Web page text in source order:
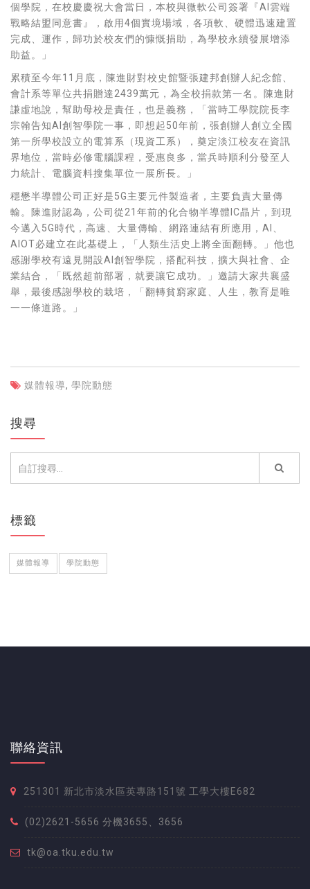
個學院，在校慶慶祝大會當日，本校與微軟公司簽署『AI雲端
戰略結盟同意書』，啟用4個實境場域，各項軟、硬體迅速建置
完成、運作，歸功於校友們的慷慨捐助，為學校永續發展增添
助益。」
累積至今年11月底，陳進財對校史館暨張建邦創辦人紀念館、
會計系等單位共捐贈達2439萬元，為全校捐款第一名。陳進財
謙虛地說，幫助母校是責任，也是義務，「當時工學院院長李
宗翰告知AI創智學院一事，即想起50年前，張創辦人創立全國
第一所學校設立的電算系（現資工系），奠定淡江校友在資訊
界地位，當時必修電腦課程，受惠良多，當兵時順利分發至人
力統計、電腦資料搜集單位一展所長。」
穩懋半導體公司正好是5G主要元件製造者，主要負責大量傳
輸。陳進財認為，公司從21年前的化合物半導體IC晶片，到現
今邁入5G時代，高速、大量傳輸、網路連結有所應用，AI、
AIOT必建立在此基礎上，「人類生活史上將全面翻轉。」他也
感謝學校有遠見開設AI創智學院，搭配科技，擴大與社會、企
業結合，「既然超前部署，就要讓它成功。」邀請大家共襄盛
舉，最後感謝學校的栽培，「翻轉貧窮家庭、人生，教育是唯
一一條道路。」
媒體報導, 學院動態
搜尋
標籤
媒體報導 學院動態
聯絡資訊
251301 新北市淡水區英專路151號 工學大樓E682
(02)2621-5656 分機3655、3656
tk@oa.tku.edu.tw